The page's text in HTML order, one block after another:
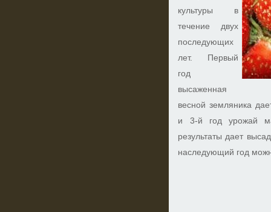
культуры в
течение двух
последующих
лет. Первый
год
высаженная
весной земляника
и 3-й год урожай
результаты дает
наследующий год